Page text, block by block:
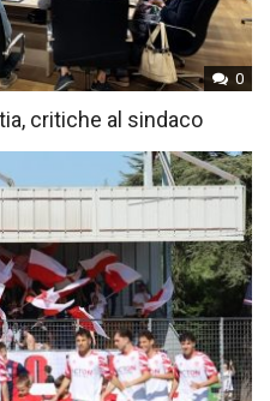
0
critiche al sindaco